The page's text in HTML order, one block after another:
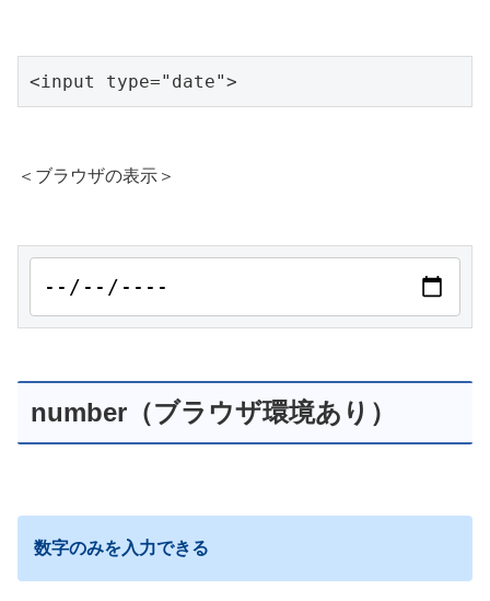
<input type="date">
＜ブラウザの表示＞
number（ブラウザ環境あり）
数字のみを入力できる